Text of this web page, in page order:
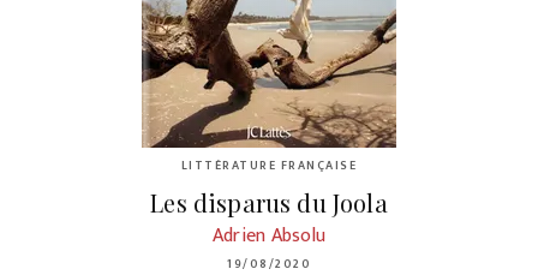
LITTÉRATURE FRANÇAISE
Les disparus du Joola
Adrien Absolu
19/08/2020